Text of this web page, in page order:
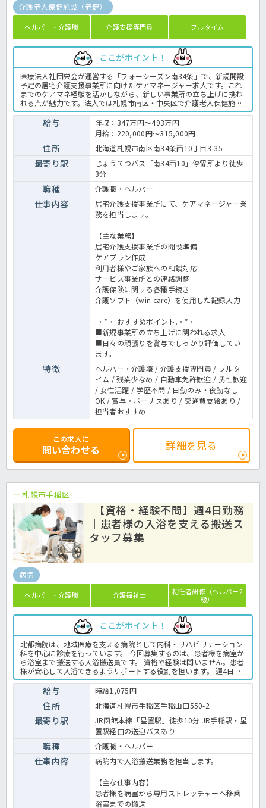
介護老人保健施設（老健）
ヘルパー・介護職 介護支援専門員 フルタイム
ここがポイント！
医療法人社団栄会が運営する「フォーシーズン南34条」で、新規開設
予定の居宅介護支援事業所に向けたケアマネージャー求人です。これ
までのケアマネ経験を活かしながら、新しい事業所の立ち上げに携わ
れる点が魅力です。法人では札幌市南区・中央区で介護老人保健施設
を運営しており、安定した運営基盤があります。土日休みで年間休日
109日のため、仕事と生活のバランスを大切にしたい方にもおすすめ
です。介護支援専門員の業務全般です。〈介護支援専門員 正職員
介護老人保健施設の求人〉
給与
年収：347万円～493万円
月給：220,000円～315,000円
住所 北海道札幌市南区南34条西10丁目3-35
最寄り駅
じょうてつバス「南34西10」停留所より徒歩
3分
職種 介護職・ヘルパー
仕事内容
居宅介護支援事業所にて、ケアマネージャー業
務を担当します。
【主な業務】
居宅介護支援事業所の開設準備
ケアプラン作成
利用者様やご家族への相談対応
サービス事業所との連絡調整
介護保険に関する各種手続き
介護ソフト（win care）を使用した記録入力
.・*・.おすすめポイント.・*・.
■新規事業所の立ち上げに関われる求人
■日々の頑張りを賞与でしっかり評価してい
ます。
特徴
ヘルパー・介護職 / 介護支援専門員 / フルタ
イム / 残業少なめ / 自動車免許歓迎 / 男性歓迎
/ 女性活躍 / 学歴不問 / 日勤のみ・夜勤なし
OK / 賞与・ボーナスあり / 交通費支給あり /
担当者おすすめ
この求人に
問い合わせる 詳細を見る
札幌市手稲区
【資格・経験不問】週4日勤務
｜患者様の入浴を支える搬送ス
タッフ募集
病院
ヘルパー・介護職 介護福祉士
初任者研修（ヘルパー2
級）
ここがポイント！
北都病院は、地域医療を支える病院として内科・リハビリテーション
科を中心に診療を行っています。 今回募集するのは、患者様を病室か
ら浴室まで搬送する入浴搬送員です。 資格や経験は問いません。患者
様が安心して入浴できるようサポートする役割を担います。 週4日・9
時から16時までの勤務で、土日祝休みのため、家庭やプライベートと
の両立を目指したい方にもおすすめです。 病院での入浴業務全般で
す。 ＜介護職 パート 病院の入浴搬送員求人＞
給与 時給1,075円
住所 北海道札幌市手稲区手稲山口550-2
最寄り駅
JR函館本線「星置駅」徒歩10分 JR手稲駅・星
置駅経由の送迎バスあり
職種 介護職・ヘルパー
仕事内容 病院内で入浴搬送業務を担当します。
【主な仕事内容】
患者様を病室から専用ストレッチャーへ移乗
浴室までの搬送